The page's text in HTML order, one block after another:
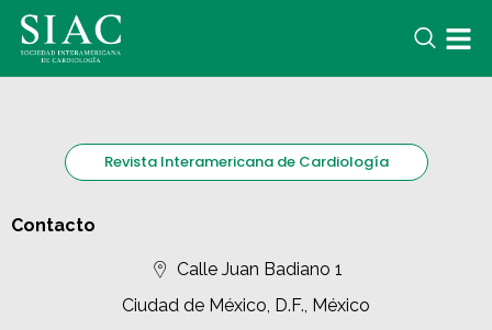
Revista Interamericana de Cardiología
Contacto
Calle Juan Badiano 1
Ciudad de México, D.F., México